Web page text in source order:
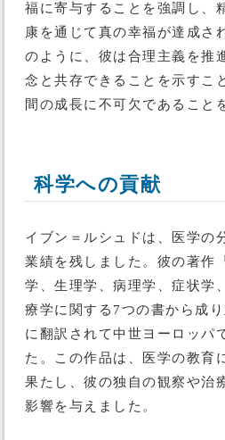
福に寄与することを強調し、
康を通じて真の幸福が達成さ
のように、彼は合理主義を推
念と共存できることを示すこ
間の成長に不可欠であること
科学への貢献
イブン＝ルシュドは、医学の
業績を残しました。彼の著作
学、生理学、病理学、症状学
療学に関する7つの書から成
に翻訳されて中世ヨーロッパ
た。この作品は、医学の教育
果たし、彼の独自の観察や治
影響を与えました。